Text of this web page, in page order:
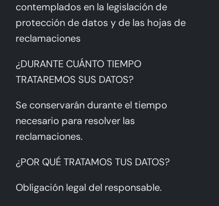
contemplados en la legislación de
protección de datos y de las hojas de
reclamaciones
¿DURANTE CUÁNTO TIEMPO
TRATAREMOS SUS DATOS?
Se conservarán durante el tiempo
necesario para resolver las
reclamaciones.
¿POR QUÉ TRATAMOS TUS DATOS?
Obligación legal del responsable.